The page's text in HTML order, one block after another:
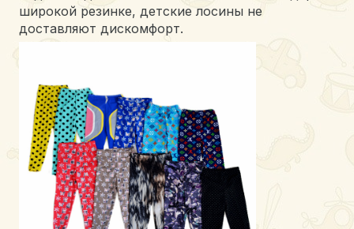
широкой резинке, детские лосины не
доставляют дискомфорт.